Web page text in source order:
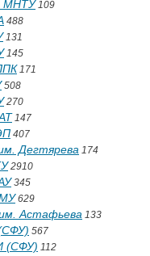
МНТУ109
488
131
145
171
508
270
147
407
Дегтярева 174
2910
345
629
Астафьева 133
567
(СФУ) 112